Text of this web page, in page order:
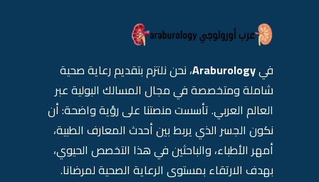
فيAraburology، نحن نلتزم بتقديم رعاية صحية
شاملة ومتخصصة في مجال المسالك البولية عبر
العالم العربي. تأسست منصتنا على رؤية واضحة: أن
نكون الجسر الذي يربط بين أحدث المعارف الطبية،
أمهر الأطباء، والباحثين في هذا التخصص الحيوي،
بهدف الارتقاء بمستوى الرعاية الصحية لمرضانا.